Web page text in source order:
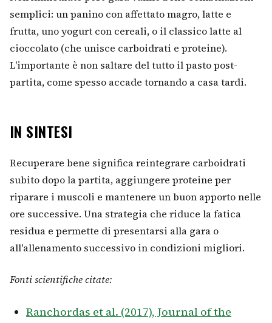
semplici: un panino con affettato magro, latte e
frutta, uno yogurt con cereali, o il classico latte al
cioccolato (che unisce carboidrati e proteine).
L'importante è non saltare del tutto il pasto post-
partita, come spesso accade tornando a casa tardi.
IN SINTESI
Recuperare bene significa reintegrare carboidrati
subito dopo la partita, aggiungere proteine per
riparare i muscoli e mantenere un buon apporto nelle
ore successive. Una strategia che riduce la fatica
residua e permette di presentarsi alla gara o
all'allenamento successivo in condizioni migliori.
Fonti scientifiche citate:
Ranchordas et al. (2017), Journal of the